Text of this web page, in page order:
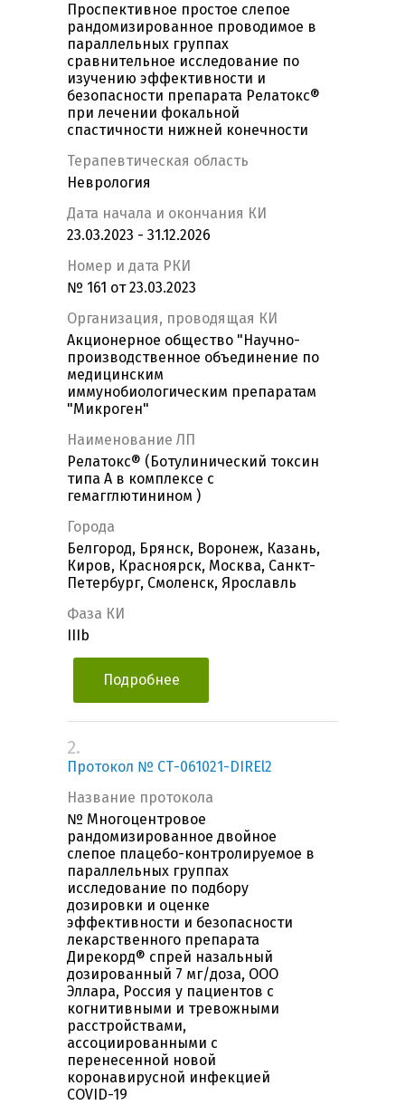
Проспективное простое слепое
рандомизированное проводимое в
параллельных группах
сравнительное исследование по
изучению эффективности и
безопасности препарата Релатокс®
при лечении фокальной
спастичности нижней конечности
Терапевтическая область
Неврология
Дата начала и окончания КИ
23.03.2023 - 31.12.2026
Номер и дата РКИ
№ 161 от 23.03.2023
Организация, проводящая КИ
Акционерное общество "Научно-
производственное объединение по
медицинским
иммунобиологическим препаратам
"Микроген"
Наименование ЛП
Релатокс® (Ботулинический токсин
типа А в комплексе с
гемагглютинином )
Города
Белгород, Брянск, Воронеж, Казань,
Киров, Красноярск, Москва, Санкт-
Петербург, Смоленск, Ярославль
Фаза КИ
IIIb
Подробнее
2.
Протокол № СТ-061021-DIREl2
Название протокола
№ Многоцентровое
рандомизированное двойное
слепое плацебо-контролируемое в
параллельных группах
исследование по подбору
дозировки и оценке
эффективности и безопасности
лекарственного препарата
Дирекорд® спрей назальный
дозированный 7 мг/доза, ООО
Эллара, Россия у пациентов с
когнитивными и тревожными
расстройствами,
ассоциированными с
перенесенной новой
коронавирусной инфекцией
COVID-19